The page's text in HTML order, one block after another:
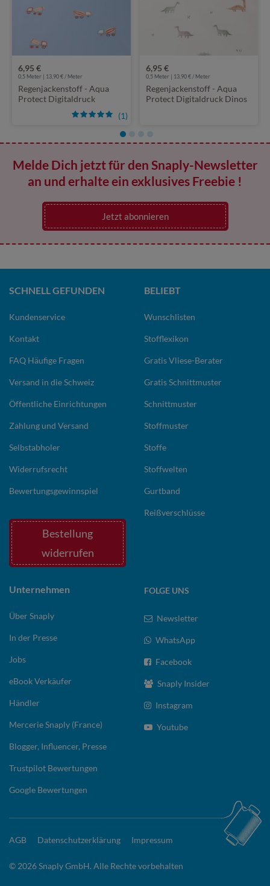
(1)
6,95 €
0,5 Meter | 13,90 € / Meter
Regenjackenstoff - Aqua
Protect Digitaldruck
Lastwagen Blau
6,95 €
0,5 Meter | 13,90 € / Meter
Regenjackenstoff - Aqua
Protect Digitaldruck Dinos
Melde Dich jetzt für den Snaply-Newsletter
an und erhalte ein exklusives Freebie !
Jetzt abonnieren
SCHNELL GEFUNDEN
Kundenservice
Kontakt
FAQ Häufige Fragen
Versand in die Schweiz
Öffentliche Einrichtungen
Zahlung und Versand
Selbstabholer
Widerrufsrecht
Bewertungsgewinnspiel
Bestellung
widerrufen
BELIEBT
Wunschlisten
Stofflexikon
Gratis Vliese-Berater
Gratis Schnittmuster
Schnittmuster
Stoffmuster
Stoffe
Stoffwelten
Gurtband
Reißverschlüsse
Unternehmen
Über Snaply
In der Presse
Jobs
eBook Verkäufer
Händler
Mercerie Snaply (France)
Blogger, Influencer, Presse
Trustpilot Bewertungen
Google Bewertungen
FOLGE UNS
Newsletter
WhatsApp
Facebook
Snaply Insider
Instagram
Youtube
AGB Datenschutzerklärung Impressum
© 2026 Snaply GmbH. Alle Rechte vorbehalten